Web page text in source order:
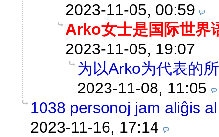
2023-11-05, 00:59
Arko女士是国际世界
2023-11-05, 19:07
为以Arko为代表的
2023-11-08, 11:05
1038 personoj jam aliĝis
2023-11-16, 17:14